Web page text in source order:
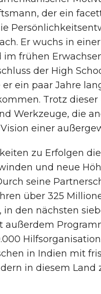
der ein
Er wuchs in
frühen
der High
ein paar Jahre
Trotz
Werkzeuge, die
einer
zu Erfolgen
und neue
seine
über 325
in den nächsten
außerdem
in Indien mit
in diesem